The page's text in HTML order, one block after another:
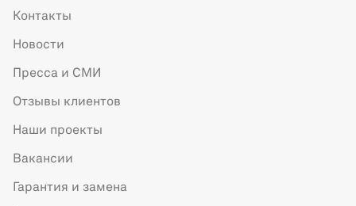
Контакты
Новости
Пресса и СМИ
Отзывы клиентов
Наши проекты
Вакансии
Гарантия и замена